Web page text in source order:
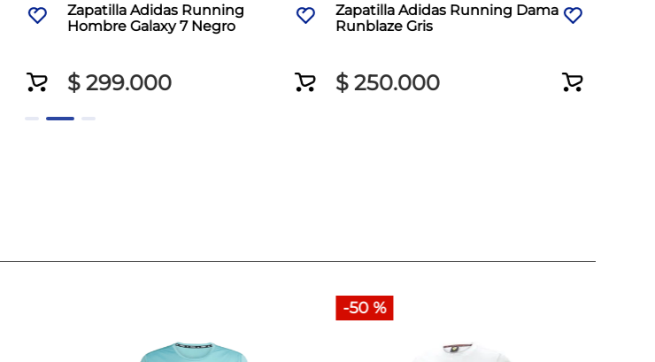
Zapatilla Adidas Running
Hombre Galaxy 7 Negro
$ 299.000
Zapatilla Adidas Running Dama
Runblaze Gris
$ 250.000
-50 %